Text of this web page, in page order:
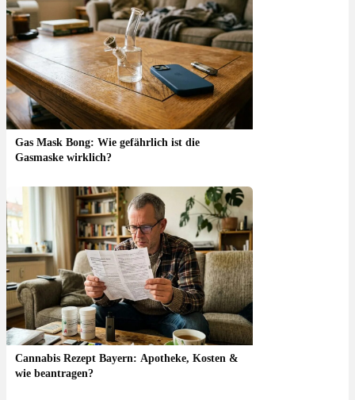
Gas Mask Bong: Wie gefährlich ist die
Gasmaske wirklich?
Cannabis Rezept Bayern: Apotheke, Kosten &
wie beantragen?